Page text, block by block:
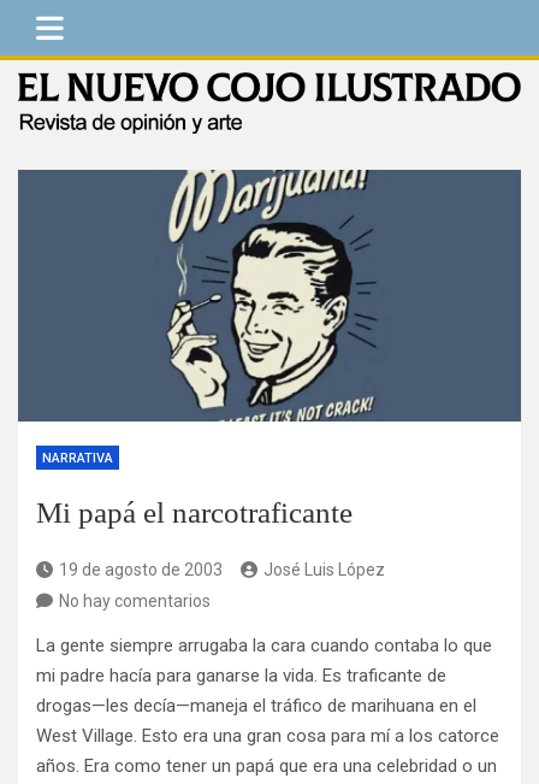
Saltar
contenido
NARRATIVA
Mi papá el narcotraficante
19 de agosto de 2003
José Luis López
No hay comentarios
La gente siempre arrugaba la cara cuando contaba lo que
mi padre hacía para ganarse la vida. Es traficante de
drogas—les decía—maneja el tráfico de marihuana en el
West Village. Esto era una gran cosa para mí a los catorce
años. Era como tener un papá que era una celebridad o un